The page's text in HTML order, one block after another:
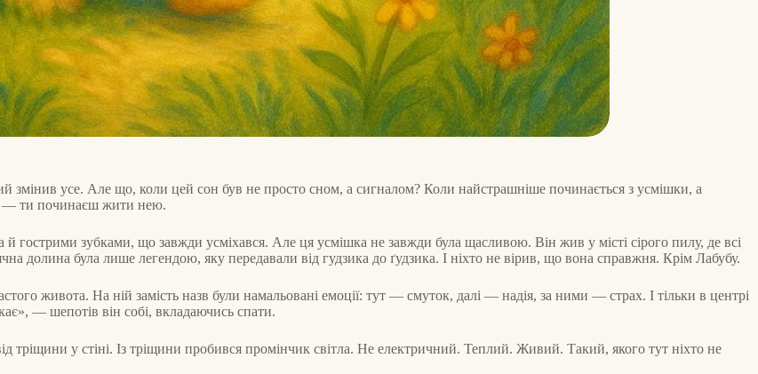
змінив усе. Але що, коли цей сон був не просто сном, а сигналом? Коли найстрашніше починається з усмішки, а
— ти починаєш жити нею.
зубками, що завжди усміхався. Але ця усмішка не завжди була щасливою. Він жив у місті сірого пилу, де всі
долина була лише легендою, яку передавали від гудзика до ґудзика. І ніхто не вірив, що вона справжня. Крім Лабубу.
живота. На ній замість назв були намальовані емоції: тут — смуток, далі — надія, за ними — страх. І тільки в центрі
— шепотів він собі, вкладаючись спати.
тріщини у стіні. Із тріщини пробився промінчик світла. Не електричний. Теплий. Живий. Такий, якого тут ніхто не